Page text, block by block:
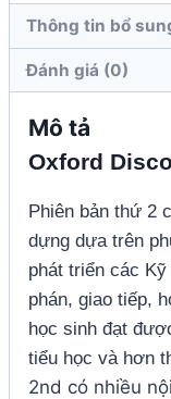
Edition
số
lượng
Thông tin bổ
Đánh giá (0)
Mô tả
Oxford
Phiên bản thứ 2
dựng dựa trên
phát triển các
phán, giao tiếp,
học sinh đạt
tiểu học và hơn
2nd có nhiều